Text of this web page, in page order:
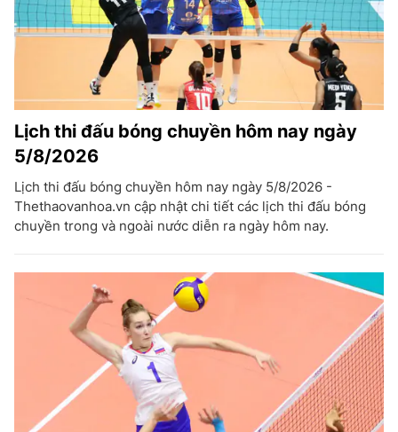
Lịch thi đấu bóng chuyền hôm nay ngày
5/8/2026
Lịch thi đấu bóng chuyền hôm nay ngày 5/8/2026 -
Thethaovanhoa.vn cập nhật chi tiết các lịch thi đấu bóng
chuyền trong và ngoài nước diễn ra ngày hôm nay.